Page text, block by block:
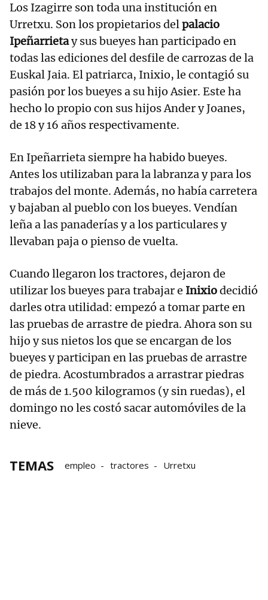
Los Izagirre son toda una institución en
Urretxu. Son los propietarios delpalacio
Ipeñarrietay sus bueyes han participado en
todas las ediciones del desfile de carrozas de la
Euskal Jaia. El patriarca, Inixio, le contagió su
pasión por los bueyes a su hijo Asier. Este ha
hecho lo propio con sus hijos Ander y Joanes,
de 18 y 16 años respectivamente.
En Ipeñarrieta siempre ha habido bueyes.
Antes los utilizaban para la labranza y para los
trabajos del monte. Además, no había carretera
y bajaban al pueblo con los bueyes. Vendían
leña a las panaderías y a los particulares y
llevaban paja o pienso de vuelta.
Cuando llegaron los tractores, dejaron de
utilizar los bueyes para trabajar e Inixiodecidió
darles otra utilidad: empezó a tomar parte en
las pruebas de arrastre de piedra. Ahora son su
hijo y sus nietos los que se encargan de los
bueyes y participan en las pruebas de arrastre
de piedra. Acostumbrados a arrastrar piedras
de más de 1.500 kilogramos (y sin ruedas), el
domingo no les costó sacar automóviles de la
nieve.
TEMAS empleo tractores Urretxu